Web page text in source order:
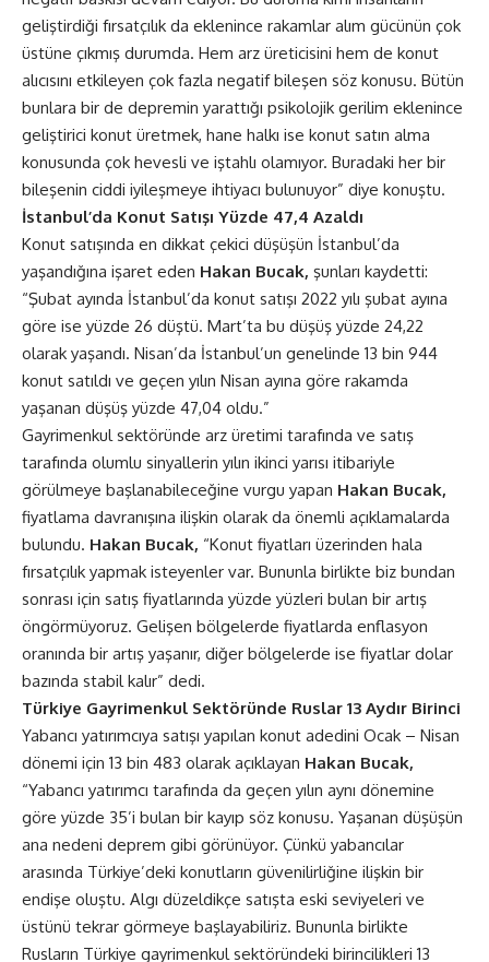
geliştirdiği fırsatçılık da eklenince rakamlar alım gücünün çok
üstüne çıkmış durumda. Hem arz üreticisini hem de konut
alıcısını etkileyen çok fazla negatif bileşen söz konusu. Bütün
bunlara bir de depremin yarattığı psikolojik gerilim eklenince
geliştirici konut üretmek, hane halkı ise konut satın alma
konusunda çok hevesli ve iştahlı olamıyor. Buradaki her bir
bileşenin ciddi iyileşmeye ihtiyacı bulunuyor” diye konuştu.
İstanbul’da Konut Satışı Yüzde 47,4 Azaldı
Konut satışında en dikkat çekici düşüşün İstanbul’da
yaşandığına işaret eden Hakan Bucak, şunları kaydetti:
“Şubat ayında İstanbul’da konut satışı 2022 yılı şubat ayına
göre ise yüzde 26 düştü. Mart’ta bu düşüş yüzde 24,22
olarak yaşandı. Nisan’da İstanbul’un genelinde 13 bin 944
konut satıldı ve geçen yılın Nisan ayına göre rakamda
yaşanan düşüş yüzde 47,04 oldu.”
Gayrimenkul sektöründe arz üretimi tarafında ve satış
tarafında olumlu sinyallerin yılın ikinci yarısı itibariyle
görülmeye başlanabileceğine vurgu yapan Hakan Bucak,
fiyatlama davranışına ilişkin olarak da önemli açıklamalarda
bulundu. Hakan Bucak, “Konut fiyatları üzerinden hala
fırsatçılık yapmak isteyenler var. Bununla birlikte biz bundan
sonrası için satış fiyatlarında yüzde yüzleri bulan bir artış
öngörmüyoruz. Gelişen bölgelerde fiyatlarda enflasyon
oranında bir artış yaşanır, diğer bölgelerde ise fiyatlar dolar
bazında stabil kalır” dedi.
Türkiye Gayrimenkul Sektöründe Ruslar 13 Aydır Birinci
Yabancı yatırımcıya satışı yapılan konut adedini Ocak – Nisan
dönemi için 13 bin 483 olarak açıklayan Hakan Bucak,
“Yabancı yatırımcı tarafında da geçen yılın aynı dönemine
göre yüzde 35’i bulan bir kayıp söz konusu. Yaşanan düşüşün
ana nedeni deprem gibi görünüyor. Çünkü yabancılar
arasında Türkiye’deki konutların güvenilirliğine ilişkin bir
endişe oluştu. Algı düzeldikçe satışta eski seviyeleri ve
üstünü tekrar görmeye başlayabiliriz. Bununla birlikte
Rusların Türkiye gayrimenkul sektöründeki birincilikleri 13